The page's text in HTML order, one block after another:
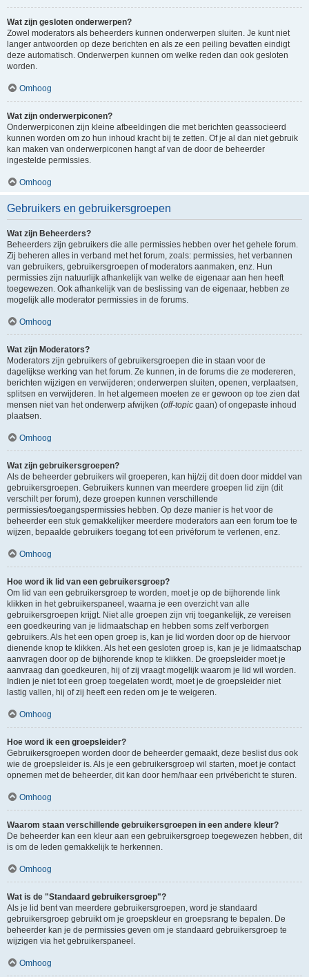
Wat zijn gesloten onderwerpen?
Zowel moderators als beheerders kunnen onderwerpen sluiten. Je kunt niet
langer antwoorden op deze berichten en als ze een peiling bevatten eindigt
deze automatisch. Onderwerpen kunnen om welke reden dan ook gesloten
worden.
Omhoog
Wat zijn onderwerpiconen?
Onderwerpiconen zijn kleine afbeeldingen die met berichten geassocieerd
kunnen worden om zo hun inhoud kracht bij te zetten. Of je al dan niet gebruik
kan maken van onderwerpiconen hangt af van de door de beheerder
ingestelde permissies.
Omhoog
Gebruikers en gebruikersgroepen
Wat zijn Beheerders?
Beheerders zijn gebruikers die alle permissies hebben over het gehele forum.
Zij beheren alles in verband met het forum, zoals: permissies, het verbannen
van gebruikers, gebruikersgroepen of moderators aanmaken, enz. Hun
permissies zijn natuurlijk afhankelijk van welke de eigenaar aan hen heeft
toegewezen. Ook afhankelijk van de beslissing van de eigenaar, hebben ze
mogelijk alle moderator permissies in de forums.
Omhoog
Wat zijn Moderators?
Moderators zijn gebruikers of gebruikersgroepen die in staan voor de
dagelijkse werking van het forum. Ze kunnen, in de forums die ze modereren,
berichten wijzigen en verwijderen; onderwerpen sluiten, openen, verplaatsen,
splitsen en verwijderen. In het algemeen moeten ze er gewoon op toe zien dat
mensen niet van het onderwerp afwijken (off-topic gaan) of ongepaste inhoud
plaatsen.
Omhoog
Wat zijn gebruikersgroepen?
Als de beheerder gebruikers wil groeperen, kan hij/zij dit doen door middel van
gebruikersgroepen. Gebruikers kunnen van meerdere groepen lid zijn (dit
verschilt per forum), deze groepen kunnen verschillende
permissies/toegangspermissies hebben. Op deze manier is het voor de
beheerder een stuk gemakkelijker meerdere moderators aan een forum toe te
wijzen, bepaalde gebruikers toegang tot een privéforum te verlenen, enz.
Omhoog
Hoe word ik lid van een gebruikersgroep?
Om lid van een gebruikersgroep te worden, moet je op de bijhorende link
klikken in het gebruikerspaneel, waarna je een overzicht van alle
gebruikersgroepen krijgt. Niet alle groepen zijn vrij toegankelijk, ze vereisen
een goedkeuring van je lidmaatschap en hebben soms zelf verborgen
gebruikers. Als het een open groep is, kan je lid worden door op de hiervoor
dienende knop te klikken. Als het een gesloten groep is, kan je je lidmaatschap
aanvragen door op de bijhorende knop te klikken. De groepsleider moet je
aanvraag dan goedkeuren, hij of zij vraagt mogelijk waarom je lid wil worden.
Indien je niet tot een groep toegelaten wordt, moet je de groepsleider niet
lastig vallen, hij of zij heeft een reden om je te weigeren.
Omhoog
Hoe word ik een groepsleider?
Gebruikersgroepen worden door de beheerder gemaakt, deze beslist dus ook
wie de groepsleider is. Als je een gebruikersgroep wil starten, moet je contact
opnemen met de beheerder, dit kan door hem/haar een privébericht te sturen.
Omhoog
Waarom staan verschillende gebruikersgroepen in een andere kleur?
De beheerder kan een kleur aan een gebruikersgroep toegewezen hebben, dit
is om de leden gemakkelijk te herkennen.
Omhoog
Wat is de "Standaard gebruikersgroep"?
Als je lid bent van meerdere gebruikersgroepen, word je standaard
gebruikersgroep gebruikt om je groepskleur en groepsrang te bepalen. De
beheerder kan je de permissies geven om je standaard gebruikersgroep te
wijzigen via het gebruikerspaneel.
Omhoog